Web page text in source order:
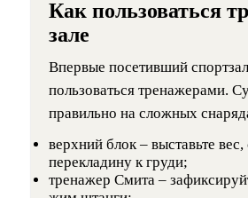
Как пользоваться
зале
Впервые посетивший
пользоваться тренажерами.
правильно на сложных
верхний блок – выставьте
перекладину к груди;
тренажер Смита –